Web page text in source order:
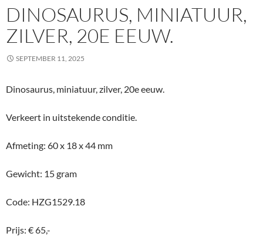
DINOSAURUS, MINIATUUR,
ZILVER, 20E EEUW.
SEPTEMBER 11, 2025
Dinosaurus, miniatuur, zilver, 20e eeuw.
Verkeert in uitstekende conditie.
Afmeting: 60 x 18 x 44 mm
Gewicht: 15 gram
Code: HZG1529.18
Prijs: € 65,-